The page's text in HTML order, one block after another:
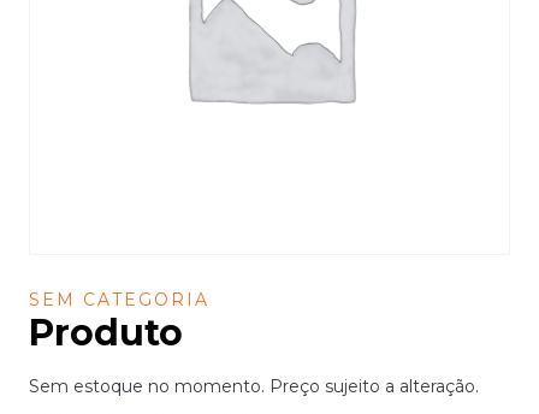
SEM CATEGORIA
Produto
Sem estoque no momento. Preço sujeito a alteração.